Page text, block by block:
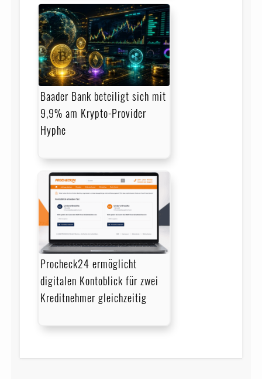
Baader Bank beteiligt sich mit
9,9% am Krypto-Provider
Hyphe
Procheck24 ermöglicht
digitalen Kontoblick für zwei
Kreditnehmer gleichzeitig